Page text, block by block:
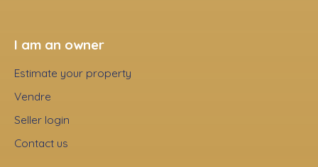
I am an owner
Estimate your property
Vendre
Seller login
Contact us